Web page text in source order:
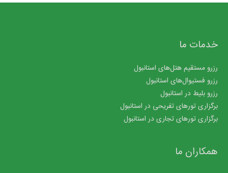
خدمات ما
رزرو مستقیم هتل‌های استانبول
رزرو فستیوال‌های استانبول
رزرو بلیط در استانبول
برگزاری تورهای تفریحی در استانبول
برگزاری تورهای تجاری در استانبول
همکاران ما